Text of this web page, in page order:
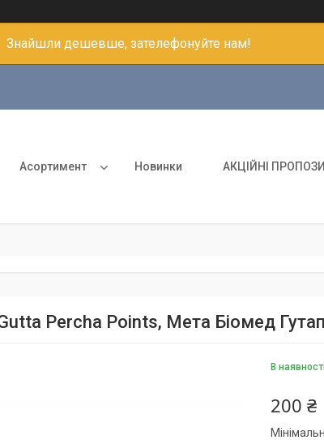
Знайшли дешевше, зателефонуйте нам!
Асортимент Новинки АКЦІЙНІ
Percha Points, Мета Біомед
В наявності
200 ₴